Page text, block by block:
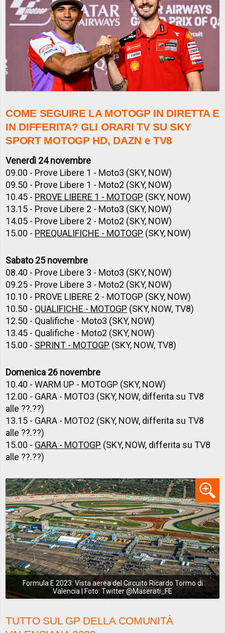
COME SEGUIRE LA MOTOGP IN DIRETTA E
IN DIFFERITA? GLI ORARI TV SU SKY
SPORT MOTOGP HD, DAZN e TV8
Venerdì 24 novembre
09.00 - Prove Libere 1 - Moto3 (SKY, NOW)
09.50 - Prove Libere 1 - Moto2 (SKY, NOW)
10.45 - PROVE LIBERE 1 - MOTOGP (SKY, NOW)
13.15 - Prove Libere 2 - Moto3 (SKY, NOW)
14.05 - Prove Libere 2 - Moto2 (SKY, NOW)
15.00 - PREQUALIFICHE - MOTOGP (SKY, NOW)
Sabato 25 novembre
08.40 - Prove Libere 3 - Moto3 (SKY, NOW)
09.25 - Prove Libere 3 - Moto2 (SKY, NOW)
10.10 - PROVE LIBERE 2 - MOTOGP (SKY, NOW)
10.50 - QUALIFICHE - MOTOGP (SKY, NOW, TV8)
12.50 - Qualifiche - Moto3 (SKY, NOW)
13.45 - Qualifiche - Moto2 (SKY, NOW)
15.00 - SPRINT - MOTOGP (SKY, NOW, TV8)
Domenica 26 novembre
10.40 - WARM UP - MOTOGP (SKY, NOW)
12.00 - GARA - MOTO3 (SKY, NOW, differita su TV8
alle ??.??)
13.15 - GARA - MOTO2 (SKY, NOW, differita su TV8
alle ??.??)
15.00 - GARA - MOTOGP (SKY, NOW, differita su TV8
alle ??.??)
Formula E 2023: Vista aerea del Circuito Ricardo Tormo di
Valencia | Foto: Twitter @Maserati_FE
TUTTO SUL GP DELLA COMUNITÀ